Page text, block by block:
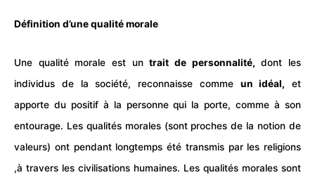
Définition d’une qualité morale
Une qualité morale est untrait de personnalité, dont les
individus de la société, reconnaisse comme un idéal, et
apporte du positif à la personne qui la porte, comme à son
entourage. Les qualités morales (sont proches de la notion de
valeurs) ont pendant longtemps été transmis par les religions
,à travers les civilisations humaines. Les qualités morales sont